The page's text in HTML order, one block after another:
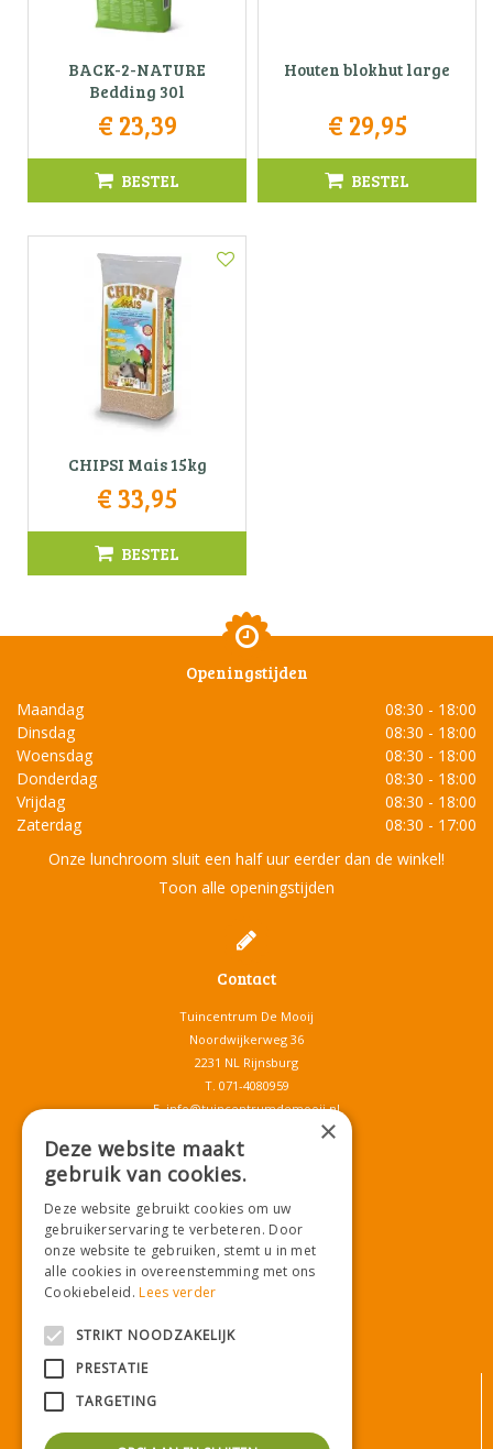
BACK-2-NATURE
Bedding 30l
€ 23,39
BESTEL
Houten blokhut large
€ 29,95
BESTEL
CHIPSI Mais 15kg
€33,95
BESTEL
Openingstijden
Maandag
08:30 - 18:00
Dinsdag
08:30 - 18:00
Woensdag
08:30 - 18:00
Donderdag
08:30 - 18:00
Vrijdag
08:30 - 18:00
Zaterdag
08:30 - 17:00
Onze lunchroom sluit een half uur eerder dan de winkel!
Toon alle openingstijden
Contact
Tuincentrum De Mooij
Noordwijkerweg 36
2231 NL Rijnsburg
T. 071-4080959
E.info@tuincentrumdemooij.nl
Download onze App!
×
Deze website maakt
gebruik van cookies.
Deze website gebruikt cookies om uw
gebruikerservaring te verbeteren. Door
onze website te gebruiken, stemt u in met
alle cookies in overeenstemming met ons
Cookiebeleid.Lees verder
STRIKT NOODZAKELIJK
PRESTATIE
TARGETING